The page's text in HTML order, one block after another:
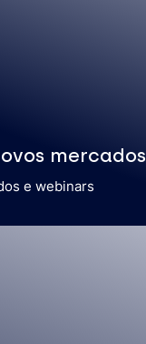
mercados
e webinars